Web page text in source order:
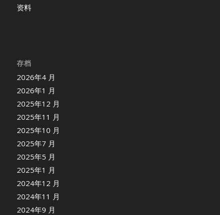
资料
存档
2026年4 月
2026年1 月
2025年12 月
2025年11 月
2025年10 月
2025年7 月
2025年5 月
2025年1 月
2024年12 月
2024年11 月
2024年9 月